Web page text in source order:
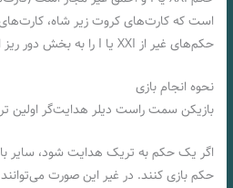
است که کارت‌های کروت زیر شاه،
حکم‌های غیر از XXI یا I را به بخش دور ریز اضافه کند.
نحوه انجام بازی
بازیکن سمت راست دیلر هدایت‌گر اولین
اگر یک حکم به تریک هدایت شود، سایر
حکم بازی کنند. در غیر این صورت می‌توانند